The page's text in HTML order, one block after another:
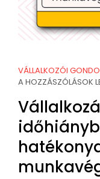
VÁLLALKOZÓI
A HOZZÁSZÓLÁSOK